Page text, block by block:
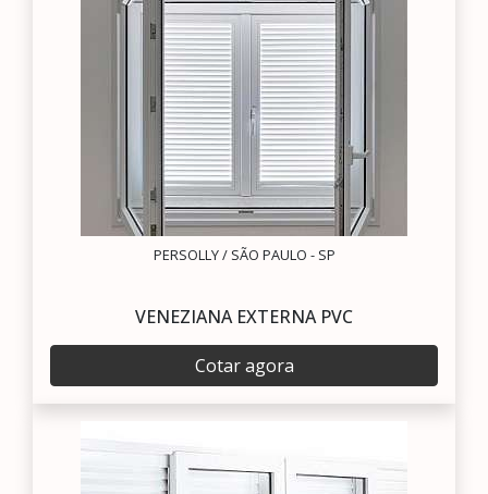
PERSOLLY / SÃO PAULO - SP
VENEZIANA EXTERNA PVC
Cotar agora